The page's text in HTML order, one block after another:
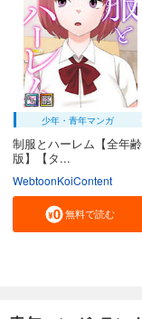
少年・青年マンガ
制服とハーレム【全年齢
版】【タ...
WebtoonKoiContent
無料で読む